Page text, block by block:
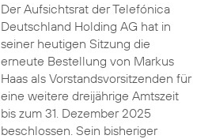
Der Aufsichtsrat der Telefónica
Deutschland Holding AG hat in
seiner heutigen Sitzung die
erneute Bestellung von Markus
Haas als Vorstandsvorsitzenden für
eine weitere dreijährige Amtszeit
bis zum 31. Dezember 2025
beschlossen. Sein bisheriger